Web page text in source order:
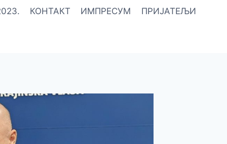
КОНТАКТ ИМПРЕСУМ ПРИЈАТЕЉИ